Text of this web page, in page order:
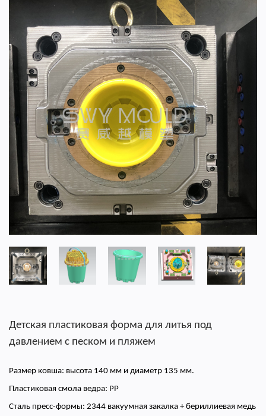
Детская пластиковая форма для литья под
давлением с песком и пляжем
Размер ковша: высота 140 мм и диаметр 135 мм.
Пластиковая смола ведра: PP
Сталь пресс-формы: 2344 вакуумная закалка + бериллиевая медь